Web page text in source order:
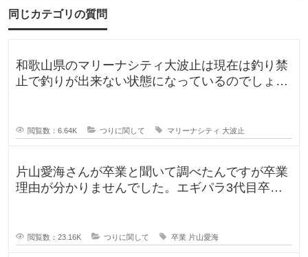
同じカテゴリの質問
和歌山県のマリーナシティ大波止は現在は釣り禁
止で釣りが出来ない状態になっているのでしょう
閲覧数：6.64K つりに関して マリーナシティ 大波止
片山愛海さんが卒業と聞いて調べたんですが卒業
理由が分かりませんでした。エギパラ3代目卒業
閲覧数：23.16K つりに関して 卒業 片山愛海